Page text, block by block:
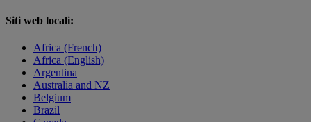
Siti web locali:
Africa (French)
Africa (English)
Argentina
Australia and NZ
Belgium
Brazil